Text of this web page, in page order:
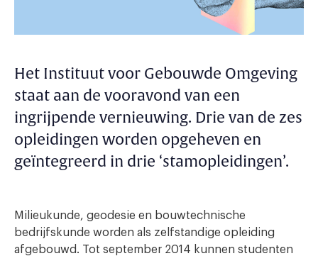
Het Instituut voor Gebouwde Omgeving
staat aan de vooravond van een
ingrijpende vernieuwing. Drie van de zes
opleidingen worden opgeheven en
geïntegreerd in drie ‘stamopleidingen’.
Milieukunde, geodesie en bouwtechnische
bedrijfskunde worden als zelfstandige opleiding
afgebouwd. Tot september 2014 kunnen studenten